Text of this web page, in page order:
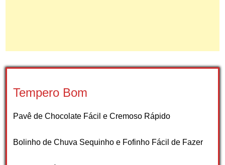
Tempero Bom
Pavê de Chocolate Fácil e Cremoso Rápido
Bolinho de Chuva Sequinho e Fofinho Fácil de Fazer